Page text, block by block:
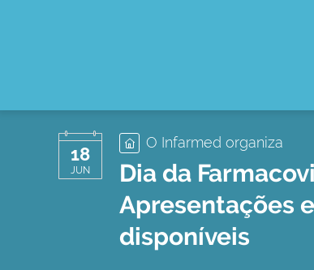
18
JUN
O Infarmed organiza
Dia da
Apresentações
disponíveis